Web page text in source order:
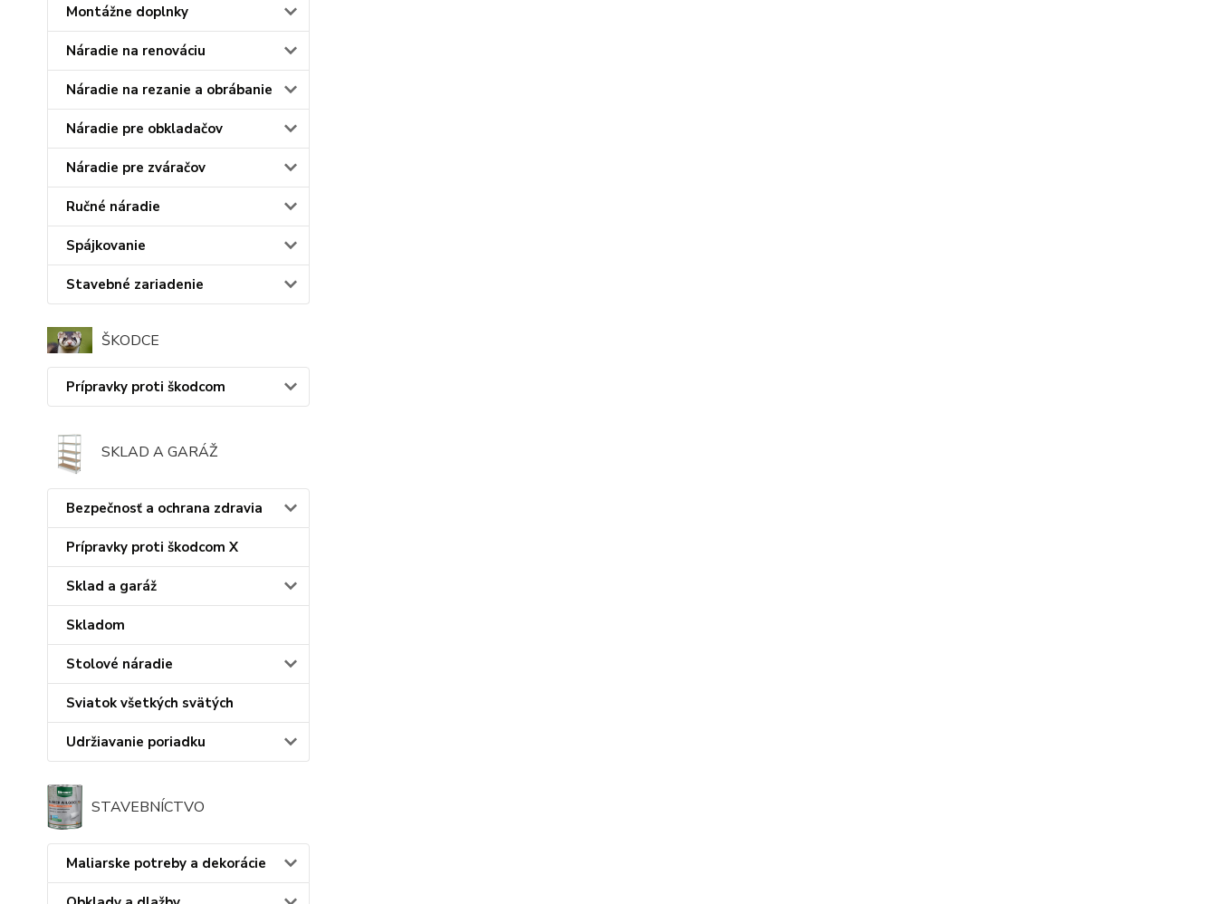
Montážne doplnky
Náradie na renováciu
Náradie na rezanie a obrábanie
Náradie pre obkladačov
Náradie pre zváračov
Ručné náradie
Spájkovanie
Stavebné zariadenie
ŠKODCE
Prípravky proti škodcom
SKLAD A GARÁŽ
Bezpečnosť a ochrana zdravia
Prípravky proti škodcom X
Sklad a garáž
Skladom
Stolové náradie
Sviatok všetkých svätých
Udržiavanie poriadku
STAVEBNÍCTVO
Maliarske potreby a dekorácie